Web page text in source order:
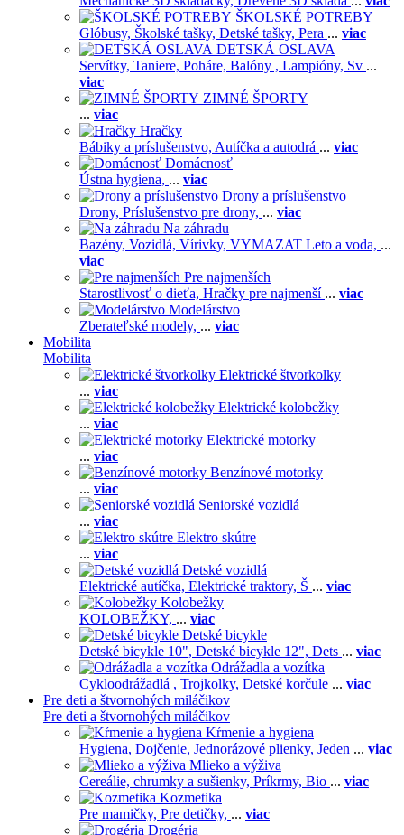
ŠKOLSKÉ POTREBY
Glóbusy, Školské tašky, Detské tašky, Pera ... viac
DETSKÁ OSLAVA
Servítky, Taniere, Poháre, Balóny , Lampióny, Sv ...
viac
ZIMNÉ ŠPORTY
... viac
Hračky
Bábiky a príslušenstvo, Autíčka a autodrá ... viac
Domácnosť
Ústna hygiena, ... viac
Drony a príslušenstvo
Drony, Príslušenstvo pre drony, ... viac
Na záhradu
Bazény, Vozidlá, Vírivky, VYMAZAT Leto a voda, ...
viac
Pre najmenších
Starostlivosť o dieťa, Hračky pre najmenší ... viac
Modelárstvo
Zberateľské modely, ... viac
Mobilita
Mobilita
Elektrické štvorkolky
... viac
Elektrické kolobežky
... viac
Elektrické motorky
... viac
Benzínové motorky
... viac
Seniorské vozidlá
... viac
Elektro skútre
... viac
Detské vozidlá
Elektrické autíčka, Elektrické traktory, Š ... viac
Kolobežky
KOLOBEŽKY, ... viac
Detské bicykle
Detské bicykle 10", Detské bicykle 12", Dets ... viac
Odrážadla a vozítka
Cykloodrážadlá , Trojkolky, Detské korčule ... viac
Pre deti a štvornohých miláčikov
Pre deti a štvornohých miláčikov
Kŕmenie a hygiena
Hygiena, Dojčenie, Jednorázové plienky, Jeden ... viac
Mlieko a výživa
Cereálie, chrumky a sušienky, Príkrmy, Bio ... viac
Kozmetika
Pre mamičky, Pre detičky, ... viac
Drogéria